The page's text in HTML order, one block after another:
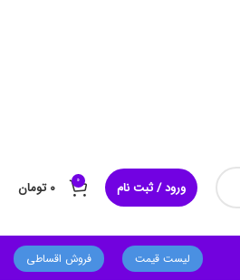
ورود / ثبت نام 0 ۰ تومان
لیست قیمت فروش اقساطی